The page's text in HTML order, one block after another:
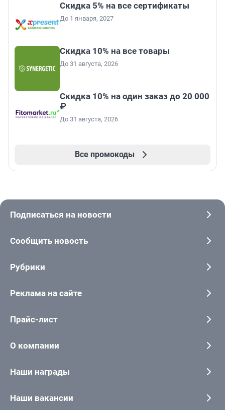
Скидка 5% на все сертификаты
До 1 января, 2027
Скидка 10% на все товары
До 31 августа, 2026
Скидка 10% на один заказ до 20 000
₽
До 31 августа, 2026
Все промокоды
Подписаться на новости
Сообщить новость
Рубрики
Реклама на сайте
Прайс-лист
О компании
Наши награды
Наши вакансии